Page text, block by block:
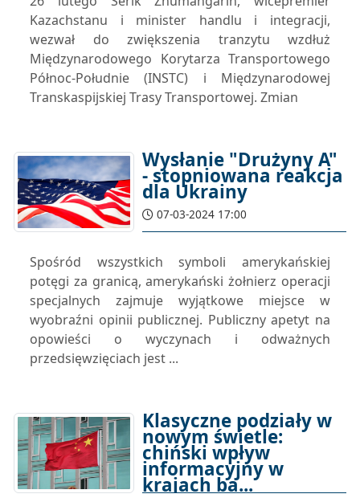
Kazachstanu i minister handlu i integracji,
wezwał do zwiększenia tranzytu wzdłuż
Międzynarodowego Korytarza Transportowego
Północ-Południe (INSTC) i Międzynarodowej
Transkaspijskiej Trasy Transportowej. Zmian
Wysłanie "Drużyny A"
- stopniowana reakcja
dla Ukrainy
07-03-2024 17:00
Spośród wszystkich symboli amerykańskiej
potęgi za granicą, amerykański żołnierz operacji
specjalnych zajmuje wyjątkowe miejsce w
wyobraźni opinii publicznej. Publiczny apetyt na
opowieści o wyczynach i odważnych
przedsięwzięciach jest ...
Klasyczne podziały w
nowym świetle:
chiński wpływ
informacyjny w
krajach ba...